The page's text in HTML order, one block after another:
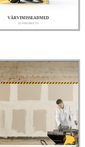
VÄRVIMISSEADMED
23 PRODUCTS